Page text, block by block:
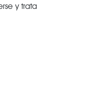
y trata